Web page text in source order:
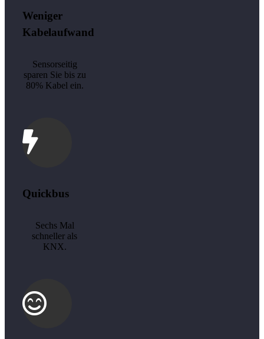
Weniger
Kabelaufwand
Sensorseitig
sparen Sie bis zu
80% Kabel ein.
Quickbus
Sechs Mal
schneller als
KNX.